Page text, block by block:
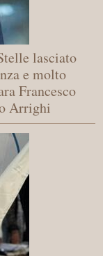
lasciato
e molto
Francesco
Arrighi